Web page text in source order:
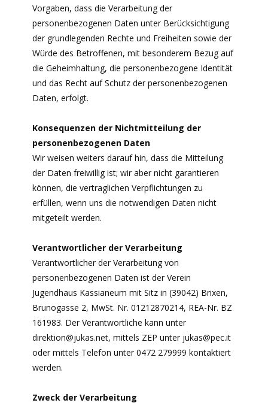
Vorgaben, dass die Verarbeitung der
personenbezogenen Daten unter Berücksichtigung
der grundlegenden Rechte und Freiheiten sowie der
Würde des Betroffenen, mit besonderem Bezug auf
die Geheimhaltung, die personenbezogene Identität
und das Recht auf Schutz der personenbezogenen
Daten, erfolgt.
Konsequenzen der Nichtmitteilung der
personenbezogenen Daten
Wir weisen weiters darauf hin, dass die Mitteilung
der Daten freiwillig ist; wir aber nicht garantieren
können, die vertraglichen Verpflichtungen zu
erfüllen, wenn uns die notwendigen Daten nicht
mitgeteilt werden.
Verantwortlicher der Verarbeitung
Verantwortlicher der Verarbeitung von
personenbezogenen Daten ist der Verein
Jugendhaus Kassianeum mit Sitz in (39042) Brixen,
Brunogasse 2, MwSt. Nr. 01212870214, REA-Nr. BZ
161983. Der Verantwortliche kann unter
direktion@jukas.net, mittels ZEP unter jukas@pec.it
oder mittels Telefon unter 0472 279999 kontaktiert
werden.
Zweck der Verarbeitung